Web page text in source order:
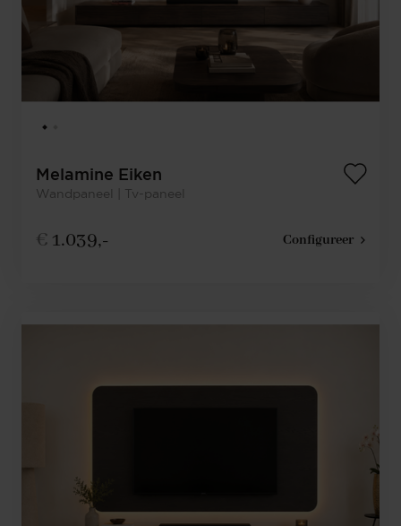
Melamine Eiken
Wandpaneel | Tv-paneel
€ 1.039,- Configureer